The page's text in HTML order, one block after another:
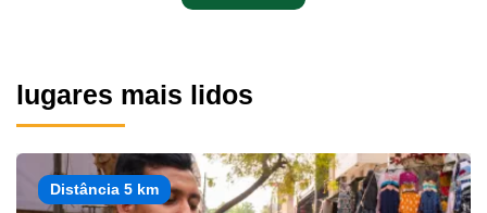
lugares mais lidos
Distância 5 km